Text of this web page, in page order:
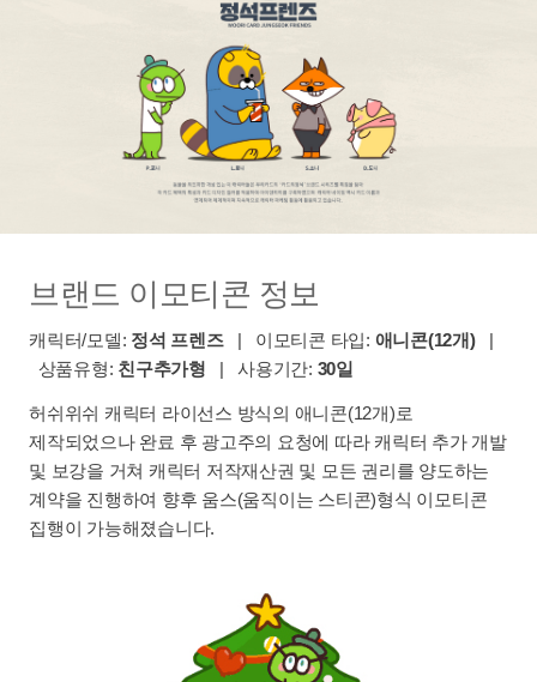
브랜드 이모티콘 정보
캐릭터/모델: 정석 프렌즈| 이모티콘 타입: 애니콘(12개)|
상품유형: 친구추가형 | 사용기간: 30일
허쉬위쉬 캐릭터 라이선스 방식의 애니콘(12개)로
제작되었으나 완료 후 광고주의 요청에 따라 캐릭터 추가 개발
및 보강을 거쳐 캐릭터 저작재산권 및 모든 권리를 양도하는
계약을 진행하여 향후 움스(움직이는 스티콘)형식 이모티콘
집행이 가능해졌습니다.